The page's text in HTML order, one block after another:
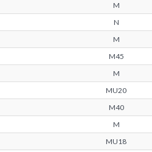
M
N
M
M45
M
MU20
M40
M
MU18